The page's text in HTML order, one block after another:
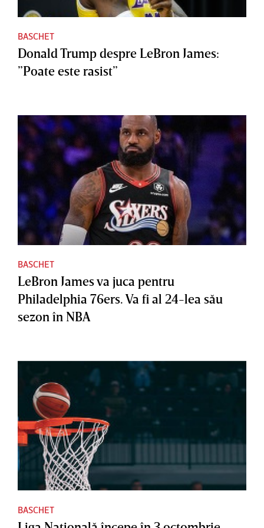
BASCHET
Donald Trump despre LeBron James:
”Poate este rasist”
BASCHET
LeBron James va juca pentru
Philadelphia 76ers. Va fi al 24-lea său
sezon în NBA
BASCHET